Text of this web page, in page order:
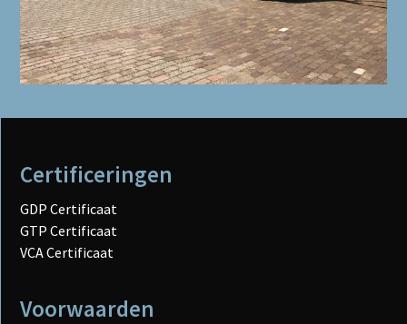
Certificeringen
GDP Certificaat
GTP Certificaat
VCA Certificaat
Voorwaarden